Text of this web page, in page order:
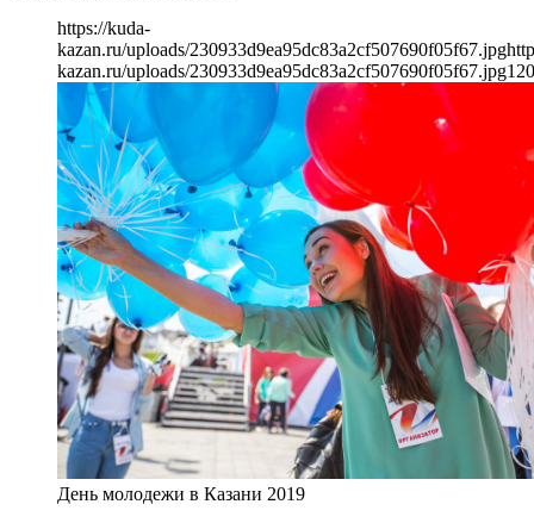
https://kuda-
kazan.ru/uploads/230933d9ea95dc83a2cf507690f05f67.jpg
kazan.ru/uploads/230933d9ea95dc83a2cf507690f05f67.jpg
День молодежи в Казани 2019